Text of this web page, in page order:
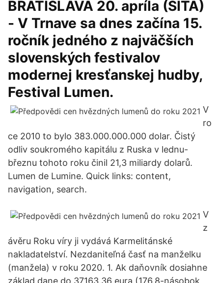
BRATISLAVA 20. apríla (SITA)
- V Trnave sa dnes začína 15.
ročník jedného z najväčších
slovenských festivalov
modernej kresťanskej hudby,
Festival Lumen.
V
ro
ce 2010 to bylo 383.000.000.000 dolar. Čistý
odliv soukromého kapitálu z Ruska v lednu-
březnu tohoto roku činil 21,3 miliardy dolarů.
Lumen de Lumine. Quick links: content,
navigation, search.
V
z
ávěru Roku víry ji vydává Karmelitánské
nakladatelství. Nezdaniteľná časť na manželku
(manžela) v roku 2020. 1. Ak daňovník dosiahne
základ dane do 37163,36 eura (176,8-násobok